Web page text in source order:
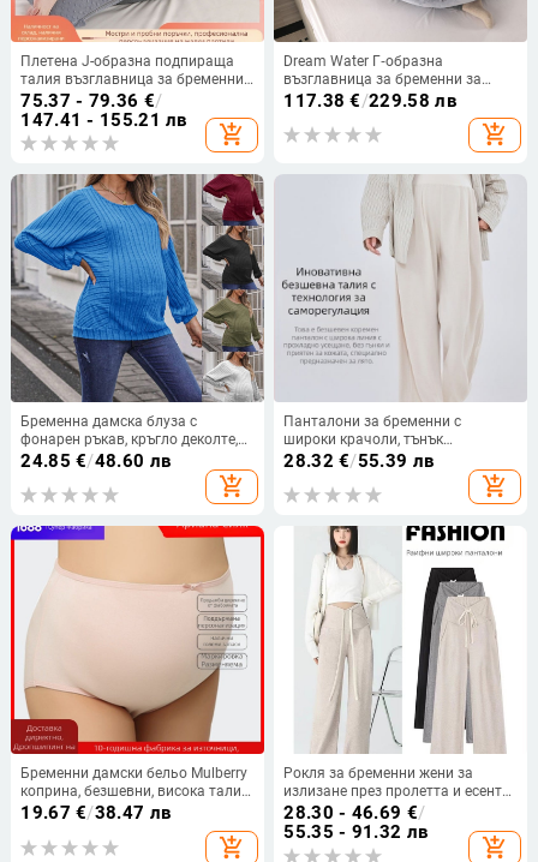
Плетена J-образна подпираща
талия възглавница за бременни
жени, за спане на страна и
кърмене, пълнеж полиестерно
влакно, височина 18 см
75.37 - 79.36 €/
147.41 - 155.21 лв
add_shopping_cart
Dream Water Г‑образна
възглавница за бременни за
странично спане, сваляема
Crystal Velvet покривка, пълнеж
полиестер, височина 20.1–25 см,
117.38 €/229.58 лв
add_shopping_cart
Бременна дамска блуза с
фонарен ръкав, кръгло деколте,
полиестер-спандекс смес,
24.85 €/48.60 лв
add_shopping_cart
Панталони за бременни с
широки крачоли, тънък
полиестер (95%+), свободна
28.32 €/55.39 лв
add_shopping_cart
Бременни дамски бельо Mulberry
коприна, безшевни, висока талия
за подпора на корема, 100%
коприна подплата, дишащо
19.67 €/38.47 лв
add_shopping_cart
Рокля за бременни жени за
излизане през пролетта и есента,
нов стил, регулируема с връзки,
малка, модерен панталон за
мама след раждане
28.30 - 46.69 €/
55.35 - 91.32 лв
add_shopping_cart